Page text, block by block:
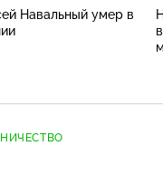
Навальный умер в